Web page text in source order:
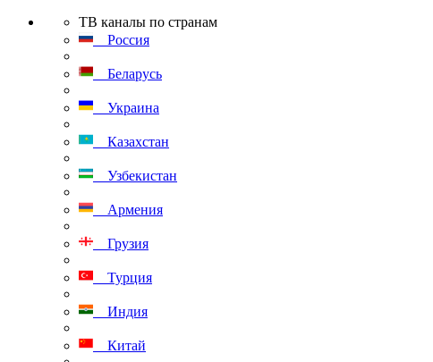
ТВ каналы по странам
Россия
Беларусь
Украина
Казахстан
Узбекистан
Армения
Грузия
Турция
Индия
Китай